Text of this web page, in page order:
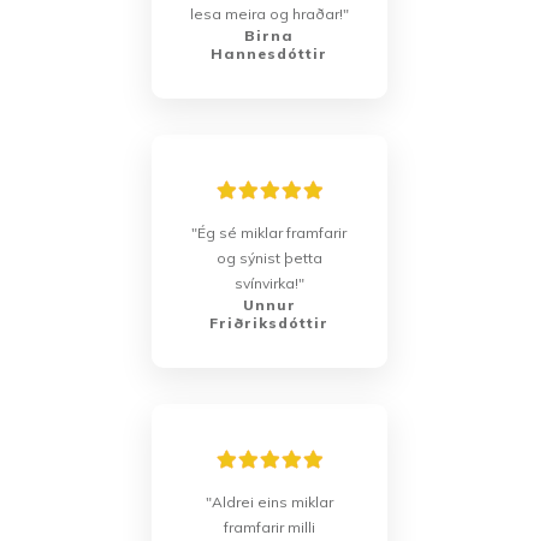
lesa meira og hraðar!"
Birna
Hannesdóttir
"Ég sé miklar framfarir
og sýnist þetta
svínvirka!"
Unnur
Friðriksdóttir
"Aldrei eins miklar
framfarir milli